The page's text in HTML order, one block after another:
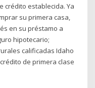
crédito establecida. Ya
su primera casa,
en su préstamo a
hipotecario;
calificadas Idaho
de primera clase